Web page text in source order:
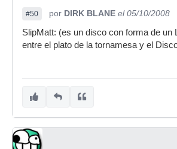
#50 por DIRK BLANE el 05/10/2008
SlipMatt: (es un disco con forma de un
entre el plato de la tornamesa y el